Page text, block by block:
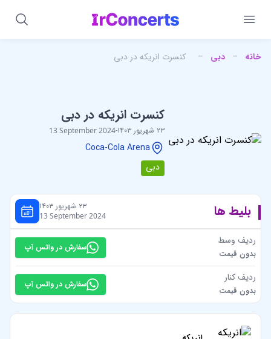
خانه – دبی – کنسرت انریکه در دبی
کنسرت انریکه در دبی
۲۳ شهریور ۱۴۰۳ -
13 September 2024
Coca-Cola Arena
دبی
بلیط ها ۲۳ شهریور ۱۴۰۳
13 September 2024
ردیف وسط
بدون قیمت
سفارش در واتس آپ
ردیف کنار
بدون قیمت
سفارش در واتس آپ